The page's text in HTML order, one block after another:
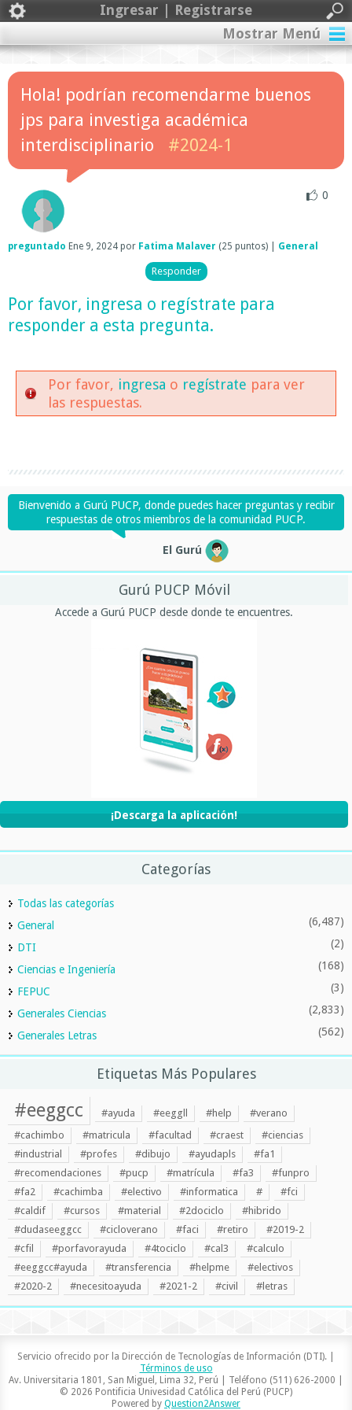
Ingresar | Registrarse
Mostrar Menú
Hola! podrían recomendarme buenos
jps para investiga académica
interdisciplinario
#2024-1
0
preguntado Ene 9, 2024 por Fatima Malaver (25 puntos) General
Por favor, ingresa o regístrate para
responder a esta pregunta.
Por favor, ingresa o regístrate para ver
las respuestas.
Bienvenido a Gurú PUCP, donde puedes hacer preguntas y recibir
respuestas de otros miembros de la comunidad PUCP.
El Gurú
Gurú PUCP Móvil
Accede a Gurú PUCP desde donde te encuentres.
¡Descarga la aplicación!
Categorías
Todas las categorías
General
(6,487)
DTI (2)
Ciencias e Ingeniería (168)
FEPUC (3)
Generales Ciencias (2,833)
Generales Letras (562)
Etiquetas Más Populares
#eeggcc #ayuda #eeggll #help
#verano
#cachimbo
#matricula #facultad #craest
#ciencias
#industrial
#profes #dibujo #ayudapls
#fa1
#recomendaciones
#pucp #matrícula #fa3
#funpro
#fa2
#cachimba #electivo #informatica #
#fci
#caldif
#cursos #material #2dociclo
#hibrido
#dudaseeggcc
#cicloverano #faci #retiro
#2019-2
#cfil
#porfavorayuda #4tociclo #cal3
#calculo
#eeggcc#ayuda
#transferencia #helpme
#electivos
#2020-2
#necesitoayuda #2021-2 #civil #letras
Servicio ofrecido por la Dirección de Tecnologías de Información (DTI). |
Términos de uso
Av. Universitaria 1801, San Miguel, Lima 32, Perú | Teléfono (511) 626-2000 |
© 2026 Pontificia Univesidad Católica del Perú (PUCP)
Powered by Question2Answer